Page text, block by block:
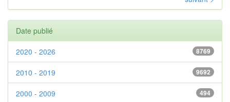
Date publié
8769
2020 - 2026
9692
2010 - 2019
494
2000 - 2009